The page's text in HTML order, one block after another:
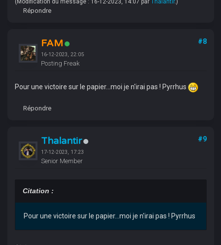
(Modification du message : 16-12-2023, 14:07 par Thalantir.)
Répondre
FAM
16-12-2023, 22:05
Posting Freak
#8
Pour une victoire sur le papier...moi je n'irai pas ! Pyrrhus
Répondre
Thalantir
17-12-2023, 17:23
Senior Member
#9
Citation :
Pour une victoire sur le papier...moi je n'irai pas ! Pyrrhus